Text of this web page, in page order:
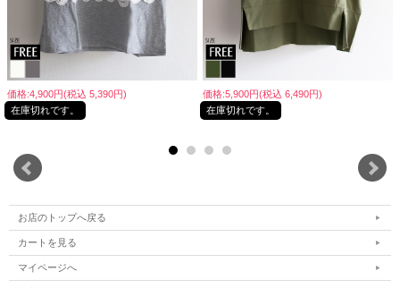
価格:4,900円(税込 5,390円)
在庫切れです。
価格:5,900円(税込 6,490円)
在庫切れです。
お店のトップへ戻る
カートを見る
マイページへ